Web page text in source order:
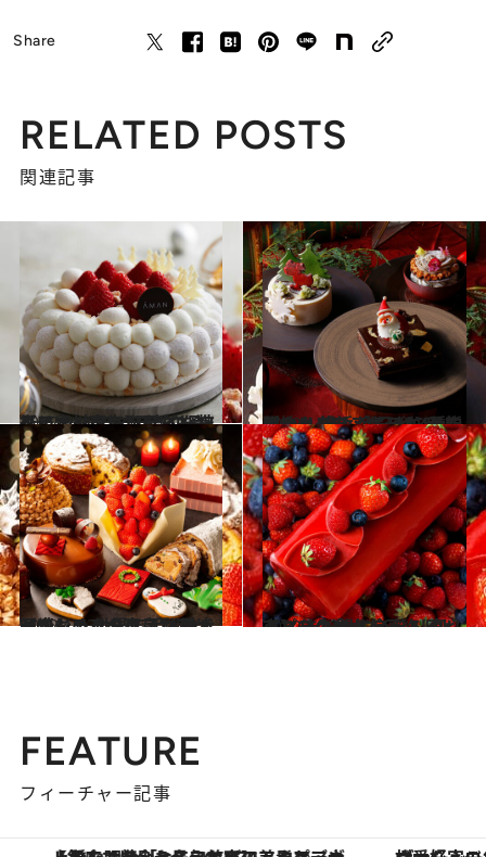
Share
RELATED POSTS
関連記事
2022.11.2
【アマン東京】目にも美しい クリスマススイーツをチェック！ 伝統的な技術と素材を生かした2品
グルメ 2022.11.1
ザ・カハラ・ホテル＆リゾート 横浜 今日から予約開始！ 笑みがこぼれる 新作クリスマスケーキ4種をチェック
グルメ
2022.10.31
【コンラッド東京】 愛犬と楽しめるクリスマスケーキも！ 世界で活躍する岡崎シェフの逸品11種
グルメ 2022.10.31
【パーク ハイアット 東京】 まだ間に合う！ クリスマスの食卓を 彩るビビッドなケーキを予約しよう
グルメ
FEATURE
フィーチャー記事